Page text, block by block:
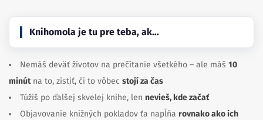
Knihomola je tu pre teba, ak…
Nemáš deväť životov na prečítanie všetkého – ale máš 10
minútna to, zistiť, či to vôbec stojí za čas
Túžiš po ďalšej skvelej knihe, len nevieš, kde začať
Objavovanie knižných pokladov ťa napĺňa rovnako ako ich